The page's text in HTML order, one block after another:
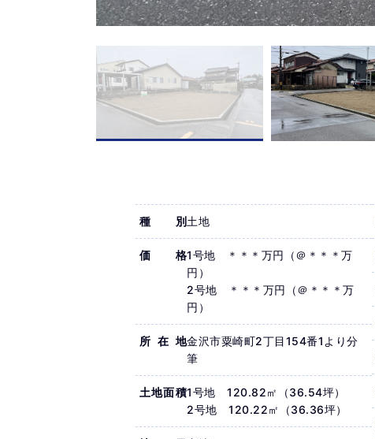
種別土地
価格1号地 ＊＊＊万円（＠＊＊＊万
円）
2号地 ＊＊＊万円（＠＊＊＊万
円）
所在地金沢市粟崎町2丁目154番1より分
筆
土地面積1号地 120.82㎡（36.54坪）
2号地 120.22㎡（36.36坪）